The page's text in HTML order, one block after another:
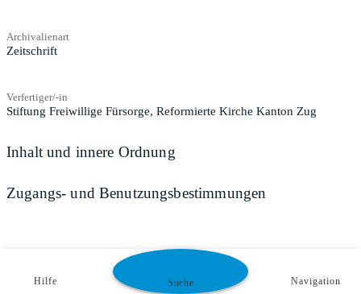
Archivalienart
Zeitschrift
Verfertiger/-in
Stiftung Freiwillige Fürsorge, Reformierte Kirche Kanton Zug
Inhalt und innere Ordnung
Zugangs- und Benutzungsbestimmungen
Hilfe Suche Navigation